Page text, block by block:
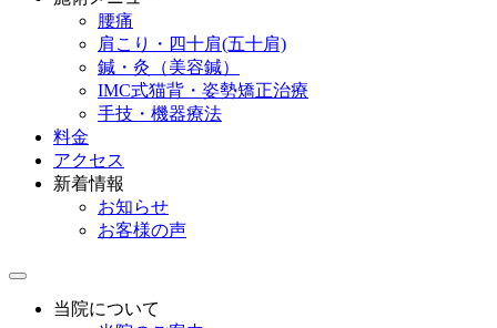
腰痛
肩こり・四十肩(五十肩)
鍼・灸（美容鍼）
IMC式猫背・姿勢矯正治療
手技・機器療法
料金
アクセス
新着情報
お知らせ
お客様の声
当院について